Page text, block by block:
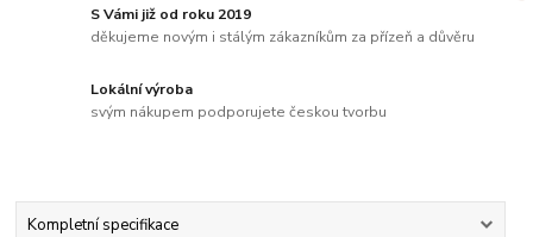
S Vámi již od roku 2019
děkujeme novým i stálým zákazníkům za přízeň a důvěru
Lokální výroba
svým nákupem podporujete českou tvorbu
Kompletní specifikace